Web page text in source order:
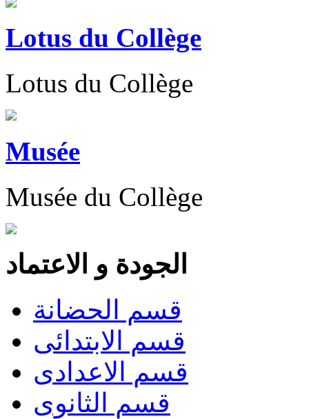
Lotus du Collège
Lotus du Collège
Musée
Musée du Collège
الجودة و الاعتماد
قسم الحضانة
قسم الابتدائى
قسم الاعدادى
قسم الثانوى